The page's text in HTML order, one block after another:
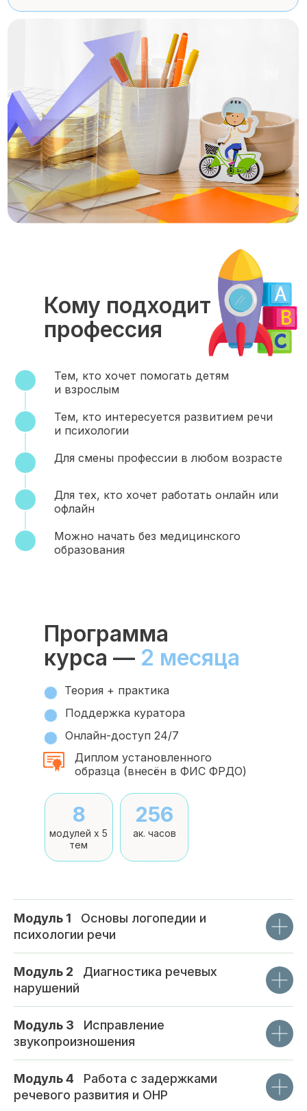
Кому подходит
профессия
Тем, кто хочет помогать детям
и взрослым
Тем, кто интересуется развитием речи
и психологии
Для смены профессии в любом возрасте
Для тех, кто хочет работать онлайн или
офлайн
Можно начать без медицинского
образования
Программа
курса — 2 месяца
Теория + практика
Поддержка куратора
Диплом установленного
образца (внесён в ФИС ФРДО)
8
ак. часов
модулей x 5
тем
256
Онлайн-доступ 24/7
Модуль 1
Основы логопедии и
психологии речи
Модуль 2
Диагностика речевых
нарушений
Модуль 3
Исправление
звукопроизношения
Модуль 4
Работа с задержками
речевого развития и ОНР